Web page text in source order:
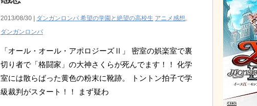
2013/08/30 | ダンガンロンパ 希望の学園と絶望の高校生 アニメ感想,
ダンガンロンパ
「オール・オール・アポロジーズⅡ」 密室の娯楽室で裏
切り者で「格闘家」の大神さくらが死んでます！！ 化学
室には散らばった黄色の粉末に靴跡。 トントン拍子で学
級裁判がスタート！！ まず疑わ